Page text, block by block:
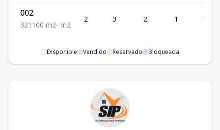
002
321 100 m2- m2
2 3 2 1 100
Disponible Vendido Reservado Bloqueada